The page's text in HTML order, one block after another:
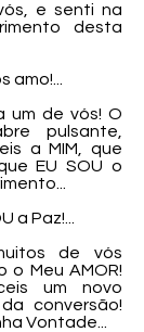
e senti na
desta
amo!...
um de vós! O
pulsante,
a MIM, que
EU SOU o
a Paz!...
de vós
o Meu AMOR!
um novo
conversão!
Vontade...